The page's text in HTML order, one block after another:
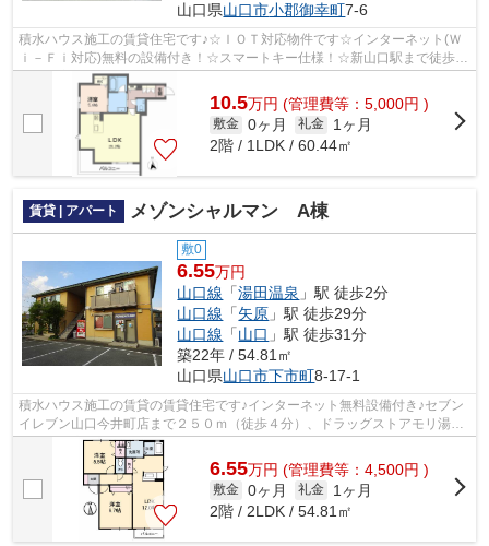
山口県山口市小郡御幸町7-6
積水ハウス施工の賃貸住宅です♪☆ＩＯＴ対応物件です☆インターネット(Ｗ
ｉ－Ｆｉ対応)無料の設備付き！☆スマートキー仕様！☆新山口駅まで徒歩９
分！☆宅配ＢＯＸ設置！☆オートロック物件...
10.5万円 (管理費等：5,000円 )
敷金 0ヶ月 礼金
1ヶ月
2階 / 1LDK / 60.44㎡
賃貸 | アパート メゾンシャルマン A棟
敷0
6.55万円
山口線 「湯田温泉 」駅 徒歩2分
山口線 「矢原 」駅 徒歩29分
山口線 「山口 」駅 徒歩31分
築22年 / 54.81㎡
山口県山口市下市町8-17-1
積水ハウス施工の賃貸の賃貸住宅です♪インターネット無料設備付き♪セブン
イレブン山口今井町店まで２５０ｍ（徒歩４分）、ドラッグストアモリ湯田
温泉駅前店まで１００ｍ（徒歩２分）...
6.55万円 (管理費等：4,500円 )
敷金 0ヶ月 礼金
1ヶ月
2階 / 2LDK / 54.81㎡